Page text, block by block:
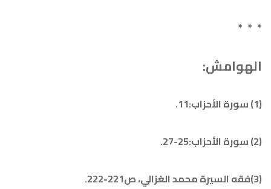
* * *
الهوامش:
(1) سورة الأحزاب:11.
(2) سورة الأحزاب:25-27.
(3)فقه السيرة محمد الغزالي، ص221-222.